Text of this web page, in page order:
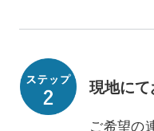
現地にて
ご希望の